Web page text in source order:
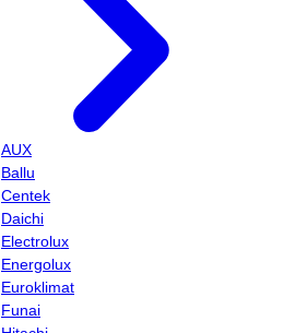
AUX
Ballu
Centek
Daichi
Electrolux
Energolux
Euroklimat
Funai